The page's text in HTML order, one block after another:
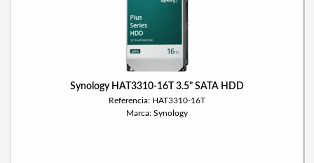
Synology HAT3310-16T 3.5" SATA HDD
Referencia: HAT3310-16T
Marca: Synology